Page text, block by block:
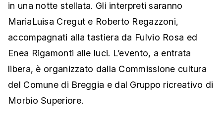
in una notte stellata. Gli interpreti saranno
MariaLuisa Cregut e Roberto Regazzoni,
accompagnati alla tastiera da Fulvio Rosa ed
Enea Rigamonti alle luci. L’evento, a entrata
libera, è organizzato dalla Commissione cultura
del Comune di Breggia e dal Gruppo ricreativo di
Morbio Superiore.